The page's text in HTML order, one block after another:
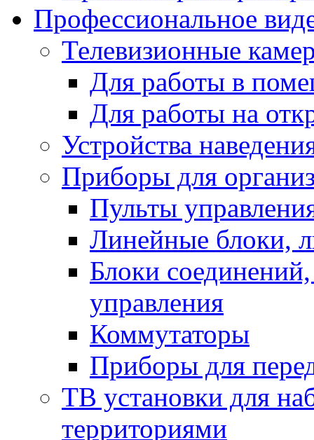
Профессиональное
Телевизионные
Для работы в
Для работы на
Устройства
Приборы для
Пульты
Линейные блоки,
Блоки
управления
Коммутаторы
Приборы для
ТВ установки для
территориями